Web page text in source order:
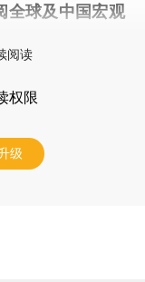
全球及中国宏观
阅读
权限
级